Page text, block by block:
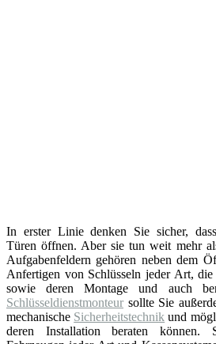
In erster Linie denken Sie sicher, dass
Türen öffnen. Aber sie tun weit mehr
Aufgabenfeldern gehören neben dem
Anfertigen von Schlüsseln jeder Art, die
sowie deren Montage und auch
Schlüsseldienstmonteur sollte Sie
mechanische Sicherheitstechnik und
deren Installation beraten können.